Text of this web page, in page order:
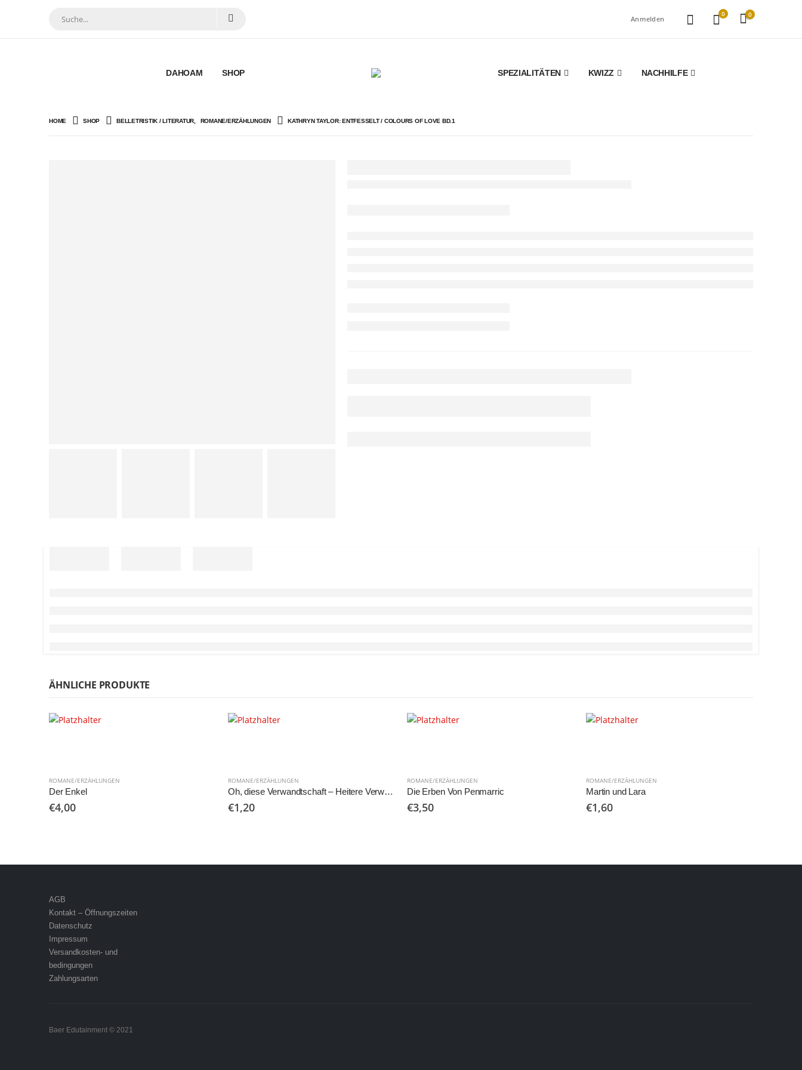
Anmelden
0 0
DAHOAM SHOP SPEZIALITÄTEN KWIZZ NACHHILFE
HOME SHOP BELLETRISTIK / LITERATUR ROMANE/ERZÄHLUNGEN KATHRYN TAYLOR: ENTFESSELT / COLOURS OF LOVE BD.1
ÄHNLICHE PRODUKTE
ROMANE/ERZÄHLUNGEN
Der Enkel
€4,00
ROMANE/ERZÄHLUNGEN
Oh, diese Verwandtschaft – Heitere Verwicklungen um eine Erbschaft
€1,20
ROMANE/ERZÄHLUNGEN
Die Erben Von Penmarric
€3,50
ROMANE/ERZÄHLUNGEN
Martin und Lara
€1,60
AGB
Kontakt – Öffnungszeiten
Datenschutz
Impressum
Versandkosten- und
bedingungen
Zahlungsarten
Baer Edutainment © 2021